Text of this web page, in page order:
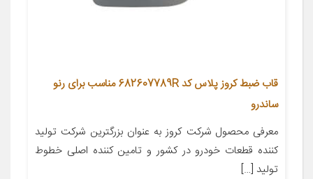
قاب ضبط کروز پلاس کد 682607789R مناسب برای رنو
ساندرو
معرفی محصول شرکت کروز به عنوان بزرگترین شرکت تولید
کننده قطعات خودرو در کشور و تامین کننده اصلی خطوط
تولید […]